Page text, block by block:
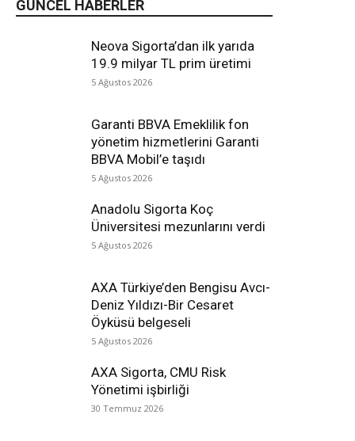
GÜNCEL HABERLER
Neova Sigorta’dan ilk yarıda
19.9 milyar TL prim üretimi
5 Ağustos 2026
Garanti BBVA Emeklilik fon
yönetim hizmetlerini Garanti
BBVA Mobil’e taşıdı
5 Ağustos 2026
Anadolu Sigorta Koç
Üniversitesi mezunlarını verdi
5 Ağustos 2026
AXA Türkiye’den Bengisu Avcı-
Deniz Yıldızı-Bir Cesaret
Öyküsü belgeseli
5 Ağustos 2026
AXA Sigorta, CMU Risk
Yönetimi işbirliği
30 Temmuz 2026